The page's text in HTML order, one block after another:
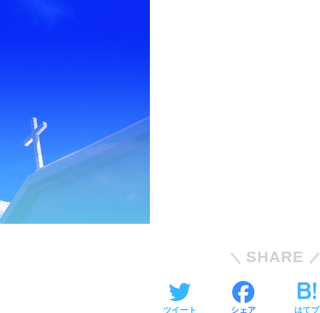
SHARE
ツイート シェア はてブ